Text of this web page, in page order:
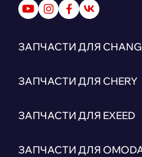
ЗАПЧАСТИ ДЛЯ
ЗАПЧАСТИ ДЛЯ CHERY
ЗАПЧАСТИ ДЛЯ EXEED
ЗАПЧАСТИ ДЛЯ